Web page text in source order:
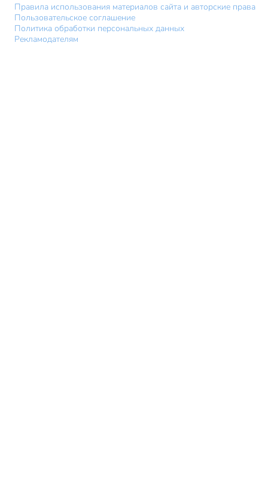
Правила использования материалов сайта и авторские права
Пользовательское соглашение
Политика обработки персональных данных
Рекламодателям